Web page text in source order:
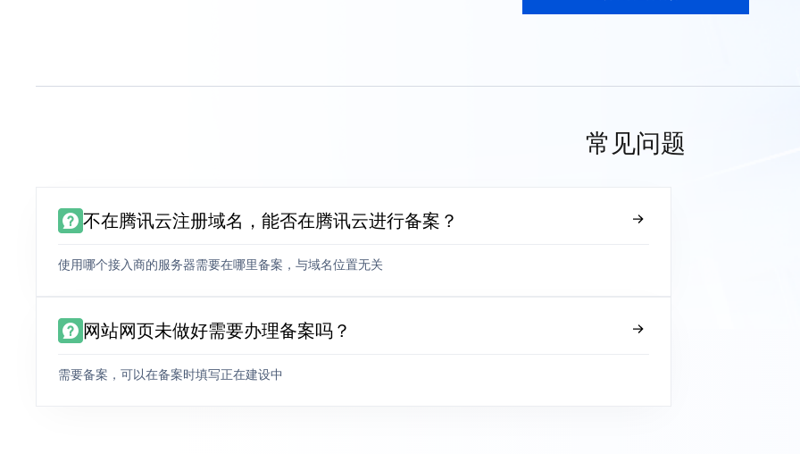
常见问题
不在腾讯云注册域名，能否在腾讯云进行备案？
使用哪个接入商的服务器需要在哪里备案，与域名位置无关
网站网页未做好需要办理备案吗？
需要备案，可以在备案时填写正在建设中